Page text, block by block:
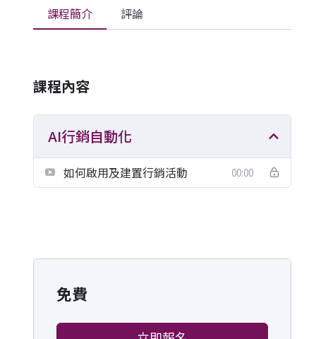
課程簡介 評論
課程內容
AI行銷自動化
如何啟用及建置行銷活動 00:00
免費